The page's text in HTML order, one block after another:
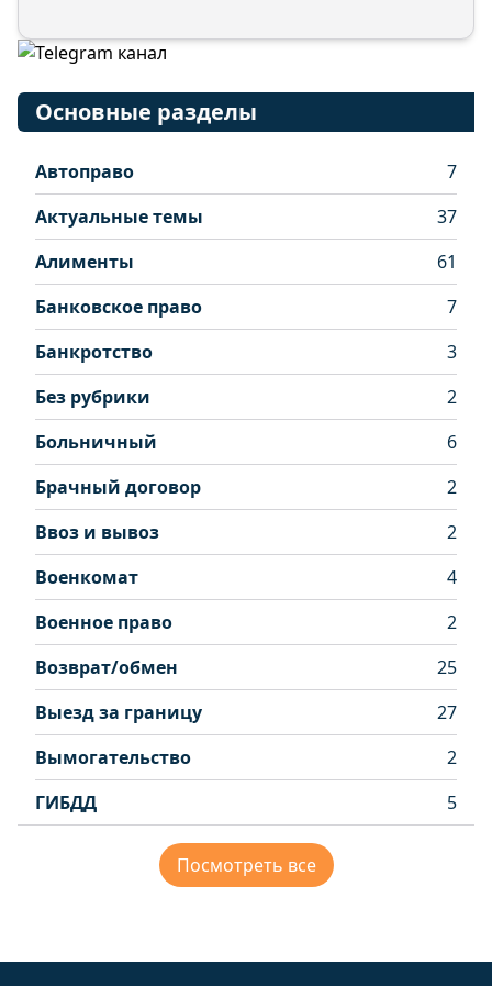
Основные разделы
Автоправо
7
Актуальные темы
37
Алименты
61
Банковское право
7
Банкротство
3
Без рубрики
2
Больничный
6
Брачный договор
2
Ввоз и вывоз
2
Военкомат
4
Военное право
2
Возврат/обмен
25
Выезд за границу
27
Вымогательство
2
ГИБДД
5
Посмотреть все